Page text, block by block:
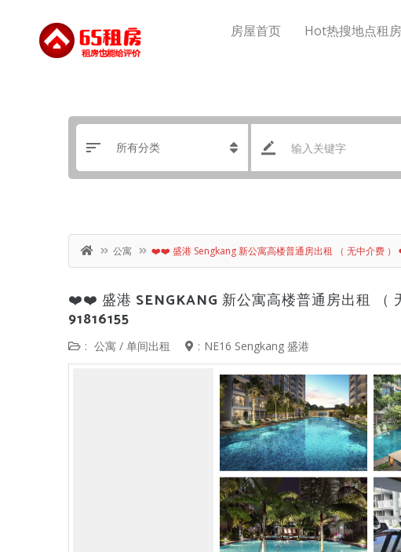
房屋首页 Hot热搜地点租房
公寓 ❤️❤️ 盛港 Sengkang 新公寓高楼普通房出租 （ 无中介费
❤️❤️ 盛港 SENGKANG 新公寓高楼普通房出租
91816155
: 公寓 / 单间出租 : NE16 Sengkang 盛港